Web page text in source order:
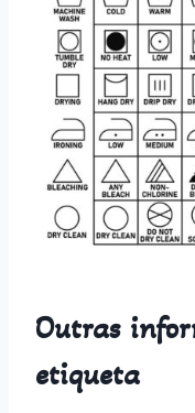
Outras
etiqueta